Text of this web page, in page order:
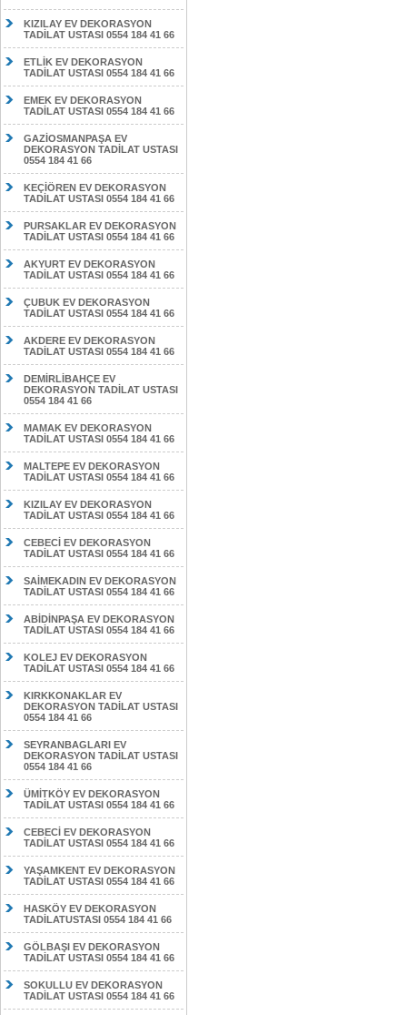
KIZILAY EV DEKORASYON
TADİLAT USTASI 0554 184 41 66
ETLİK EV DEKORASYON
TADİLAT USTASI 0554 184 41 66
EMEK EV DEKORASYON
TADİLAT USTASI 0554 184 41 66
GAZİOSMANPAŞA EV
DEKORASYON TADİLAT USTASI
0554 184 41 66
KEÇİÖREN EV DEKORASYON
TADİLAT USTASI 0554 184 41 66
PURSAKLAR EV DEKORASYON
TADİLAT USTASI 0554 184 41 66
AKYURT EV DEKORASYON
TADİLAT USTASI 0554 184 41 66
ÇUBUK EV DEKORASYON
TADİLAT USTASI 0554 184 41 66
AKDERE EV DEKORASYON
TADİLAT USTASI 0554 184 41 66
DEMİRLİBAHÇE EV
DEKORASYON TADİLAT USTASI
0554 184 41 66
MAMAK EV DEKORASYON
TADİLAT USTASI 0554 184 41 66
MALTEPE EV DEKORASYON
TADİLAT USTASI 0554 184 41 66
KIZILAY EV DEKORASYON
TADİLAT USTASI 0554 184 41 66
CEBECİ EV DEKORASYON
TADİLAT USTASI 0554 184 41 66
SAİMEKADIN EV DEKORASYON
TADİLAT USTASI 0554 184 41 66
ABİDİNPAŞA EV DEKORASYON
TADİLAT USTASI 0554 184 41 66
KOLEJ EV DEKORASYON
TADİLAT USTASI 0554 184 41 66
KIRKKONAKLAR EV
DEKORASYON TADİLAT USTASI
0554 184 41 66
SEYRANBAGLARI EV
DEKORASYON TADİLAT USTASI
0554 184 41 66
ÜMİTKÖY EV DEKORASYON
TADİLAT USTASI 0554 184 41 66
CEBECİ EV DEKORASYON
TADİLAT USTASI 0554 184 41 66
YAŞAMKENT EV DEKORASYON
TADİLAT USTASI 0554 184 41 66
HASKÖY EV DEKORASYON
TADİLATUSTASI 0554 184 41 66
GÖLBAŞI EV DEKORASYON
TADİLAT USTASI 0554 184 41 66
SOKULLU EV DEKORASYON
TADİLAT USTASI 0554 184 41 66